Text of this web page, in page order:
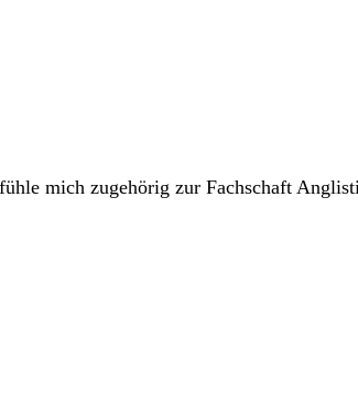
mich zugehörig zur Fachschaft